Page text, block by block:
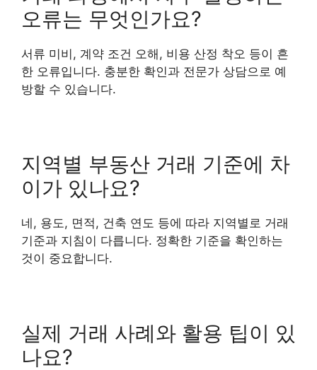
오류는 무엇인가요?
서류 미비, 계약 조건 오해, 비용 산정 착오 등이 흔
한 오류입니다. 충분한 확인과 전문가 상담으로 예
방할 수 있습니다.
지역별 부동산 거래 기준에 차
이가 있나요?
네, 용도, 면적, 건축 연도 등에 따라 지역별로 거래
기준과 지침이 다릅니다. 정확한 기준을 확인하는
것이 중요합니다.
실제 거래 사례와 활용 팁이 있
나요?